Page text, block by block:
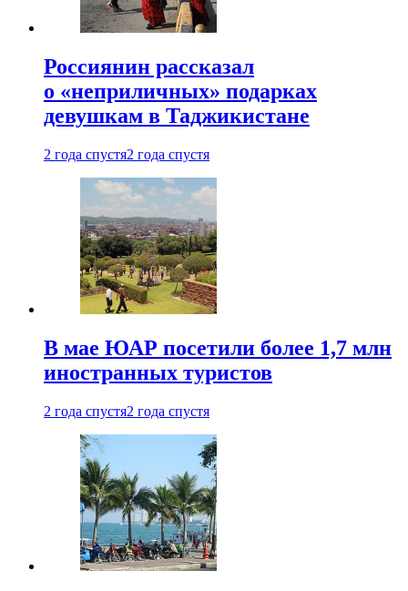
Россиянин рассказал
о «неприличных» подарках
девушкам в Таджикистане
2 года спустя2 года спустя
В мае ЮАР посетили более 1,7 млн
иностранных туристов
2 года спустя2 года спустя